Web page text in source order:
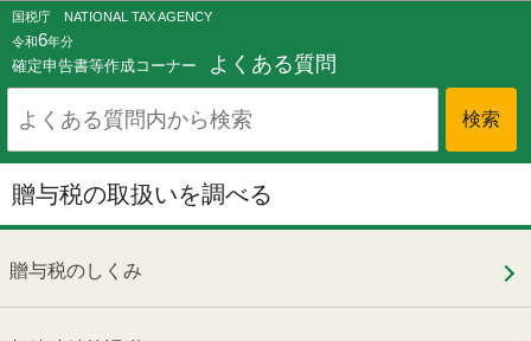
このページの本文へ移動
国税庁 NATIONAL TAX AGENCY
令和6年分
確定申告書等作成コーナー よくある質問
贈与税の取扱いを調べる
贈与税のしくみ